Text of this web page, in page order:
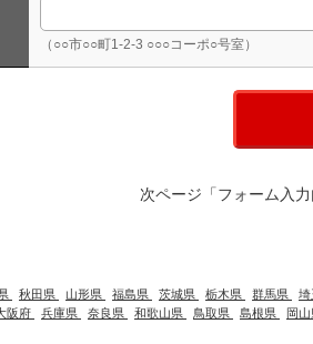
（○○市○○町1-2-3 ○○○コーポ○号室）
次ページ「フォーム入
秋田県 山形県 福島県 茨城県 栃木県 群馬県 埼
阪府 兵庫県 奈良県 和歌山県 鳥取県 島根県 岡